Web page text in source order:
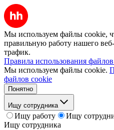
Мы используем файлы cookie,
правильную работу нашего
трафик.
Правила использования
Мы используем файлы cookie.
файлов cookie
Понятно
Ищу сотрудника
Ищу работу
Ищу
Ищу сотрудника